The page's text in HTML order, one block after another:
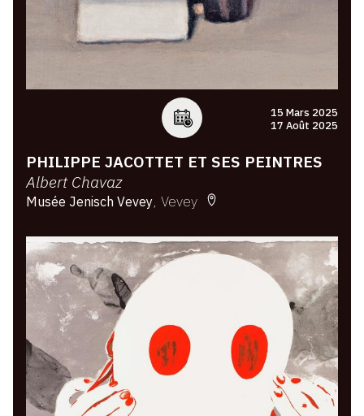
15 Mars 2025
17 Août 2025
PHILIPPE JACOTTET ET SES PEINTRES
Albert Chavaz
Musée Jenisch Vevey Vevey